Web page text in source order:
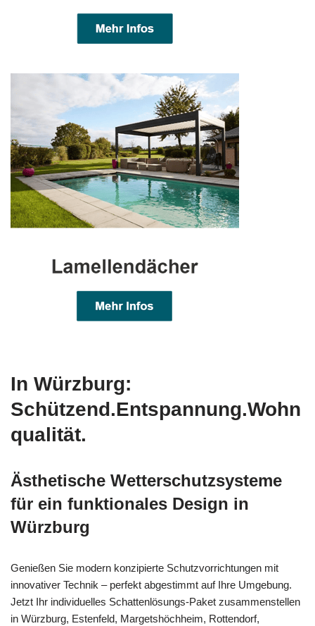
In Würzburg:
Schützend.Entspannung.Wohn
qualität.
Ästhetische Wetterschutzsysteme
für ein funktionales Design in
Würzburg
Genießen Sie modern konzipierte Schutzvorrichtungen mit
innovativer Technik – perfekt abgestimmt auf Ihre Umgebung.
Jetzt Ihr individuelles Schattenlösungs-Paket zusammenstellen
in Würzburg, Estenfeld, Margetshöchheim, Rottendorf,